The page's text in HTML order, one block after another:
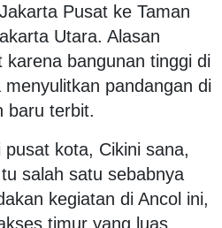
Pusat ke Taman
Utara. Alasan
karena bangunan tinggi di
pandangan di
baru terbit.
kota, Cikini sana,
salah satu sebabnya
kegiatan di Ancol ini,
timur yang luas,